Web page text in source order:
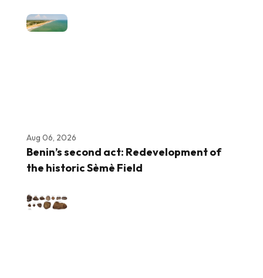
Aug 06, 2026
Benin’s second act: Redevelopment of
the historic Sèmè Field